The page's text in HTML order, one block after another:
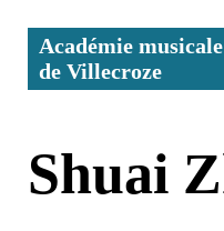
contenu.
Aller
à
personnels
Académie musicale
de Villecroze
Shuai